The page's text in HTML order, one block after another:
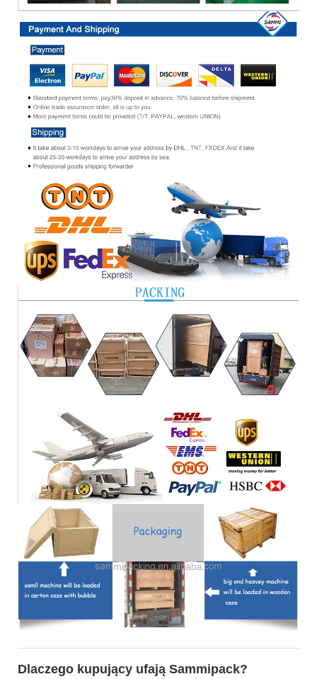
Dlaczego kupujący ufają Sammipack?